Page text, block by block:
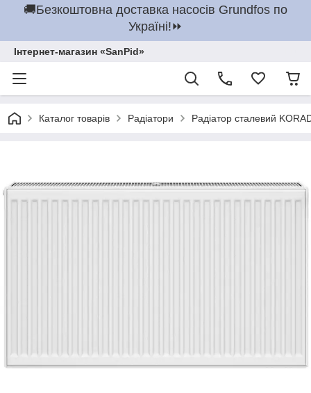
🚚Безкоштовна доставка насосів Grundfos по
Україні!⏩
Інтернет-магазин «SanPid»
Каталог товарів Радіатори Радіатор сталевий